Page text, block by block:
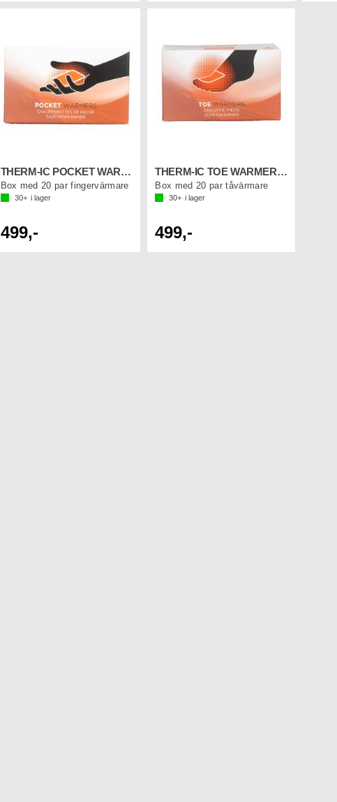
THERM-IC POCKET WARMER (20-p)
Box med 20 par fingervärmare
30+ i lager
499,-
THERM-IC TOE WARMER (20-p)
Box med 20 par tåvärmare
30+ i lager
499,-